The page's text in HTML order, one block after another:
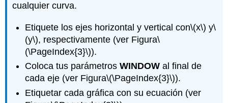
cualquier curva.
Etiquete los ejes horizontal y vertical con\(x\) y\
(y\), respectivamente (ver Figura\
(\PageIndex{3}\)).
Coloca tus parámetrosWINDOW al final de
cada eje (ver Figura\(\PageIndex{3}\)).
Etiquetar cada gráfica con su ecuación (ver